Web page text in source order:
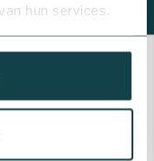
hun services.